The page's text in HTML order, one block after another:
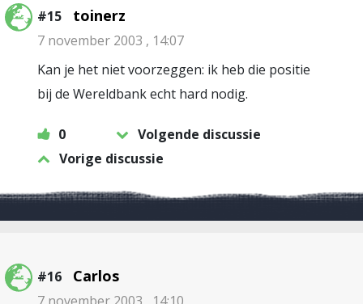
#15 toinerz
7 november 2003 , 14:07
Kan je het niet voorzeggen: ik heb die positie
bij de Wereldbank echt hard nodig.
0
Volgende discussie
Vorige discussie
#16 Carlos